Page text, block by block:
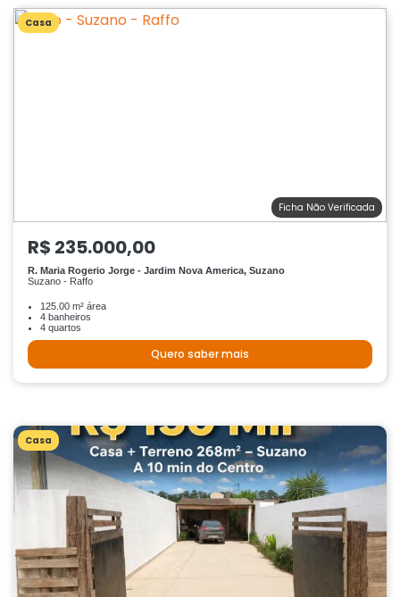
Casa
Ficha Não Verificada
R$ 235.000,00
R. Maria Rogerio Jorge - Jardim Nova America, Suzano
Suzano - Raffo
125.00 m² área
4 banheiros
4 quartos
Quero saber mais
Casa